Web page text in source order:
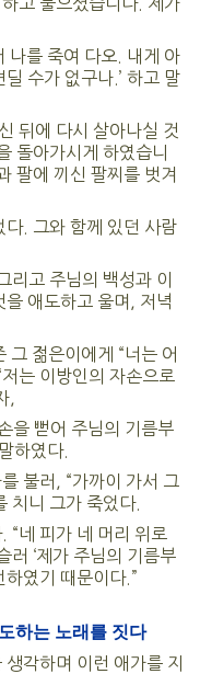
나를 죽여 다오. 내게 아
수가 없구나.’ 하고 말
뒤에 다시 살아나실 것
돌아가시게 하였습니
팔에 끼신 팔찌를 벗겨
다. 그와 함께 있던 사람
리고 주님의 백성과 이
을 애도하고 울며, 저녁
그 젊은이에게 “너는 어
는 이방인의 자손으로
,
을 뻗어 주님의 기름부
하였다.
불러, “가까이 가서 그
치니 그가 죽었다.
“네 피가 네 머리 위로
러 ‘제가 주님의 기름부
하였기 때문이다.”
하는 노래를 짓다
각하며 이런 애가를 지